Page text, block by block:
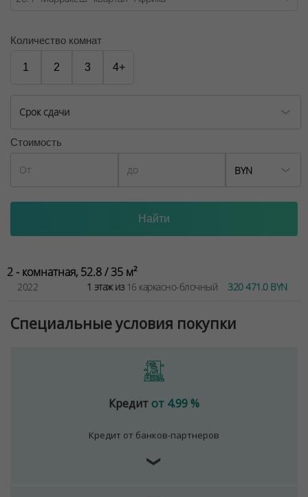
№02240/129 от 06.09.06г.
Договор на оказание риэлтерских услуг № 447/6, от
Количество комнат
1 2 3 4+
Срок сдачи
Стоимость
BYN
2 - комнатная, 52.8 / 35 м²
2022 1 этаж из16 каркасно-блочный 320 471.0 BYN
Специальные условия покупки
Кредит от 4.99 %
Кредит от банков-партнеров
❯